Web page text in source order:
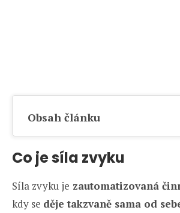
Obsah článku
Co je síla zvyku
Síla zvyku je zautomatizovaná
kdy se děje takzvaně sama od